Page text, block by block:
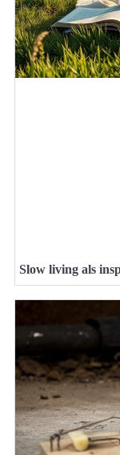
Slow living als